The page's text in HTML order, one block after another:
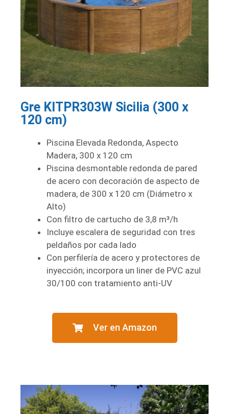
Gre KITPR303W Sicilia (300 x
120 cm)
Piscina Elevada Redonda, Aspecto
Madera, 300 x 120 cm
Piscina desmontable redonda de pared
de acero con decoración de aspecto de
madera, de 300 x 120 cm (Diámetro x
Alto)
Con filtro de cartucho de 3,8 m³/h
Incluye escalera de seguridad con tres
peldaños por cada lado
Con perfilería de acero y protectores de
inyección; incorpora un liner de PVC azul
30/100 con tratamiento anti-UV
Ver en Amazon